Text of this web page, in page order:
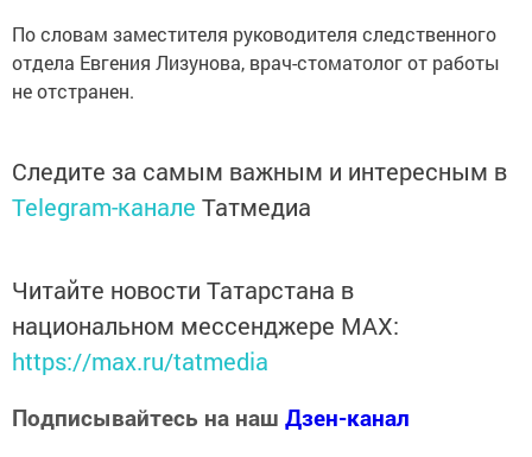
По словам заместителя руководителя следственного
отдела Евгения Лизунова, врач-стоматолог от работы
не отстранен.
Следите за самым важным и интересным в
Telegram-канале Татмедиа
Читайте новости Татарстана в
национальном мессенджере MАХ:
https://max.ru/tatmedia
Подписывайтесь на наш Дзен-канал